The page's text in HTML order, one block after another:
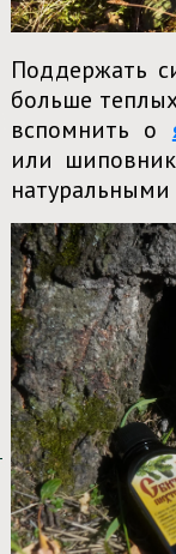
Поддержать
больше
вспомнить о
или